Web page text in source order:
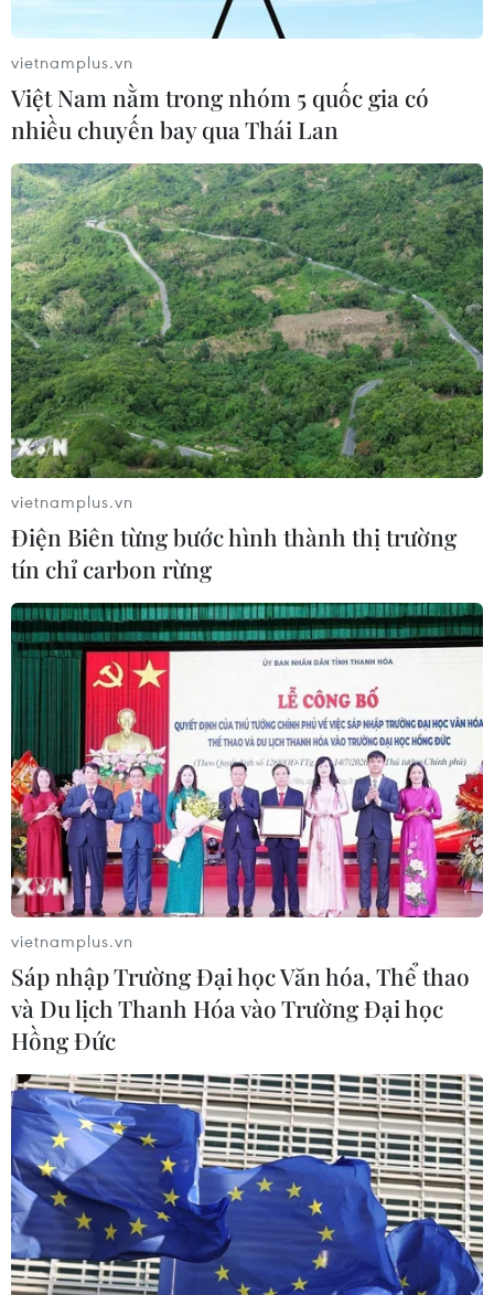
kiệm nhiên liệu.
Trong tháng 11, khách hàng khi mua Hybrid Ertiga sẽ được
hưởng ưu đãi quà tặng với giá trị cao nhất lên đến 18,8 triệu
đồng.
Suzuki Hybrid Ertiga giúp tiết kiệm nhiên liệu.
Suzuki Ertiga Hybrid được trang bị pin lithium-ion có độ bền cao
và có khả năng tái sử dụng.
(Vietnam+)
vietnamplus.vn
Việt Nam nằm trong nhóm 5 quốc gia có
nhiều chuyến bay qua Thái Lan
vietnamplus.vn
Điện Biên từng bước hình thành thị trường
tín chỉ carbon rừng
vietnamplus.vn
Sáp nhập Trường Đại học Văn hóa, Thể thao
và Du lịch Thanh Hóa vào Trường Đại học
Hồng Đức